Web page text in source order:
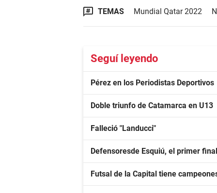
TEMAS Mundial Qatar 2022
Seguí leyendo
Pérez en los Periodistas Deportivos
Doble triunfo de Catamarca en U13
Falleció "Landucci"
Defensoresde Esquiú, el primer
Futsal de la Capital tiene